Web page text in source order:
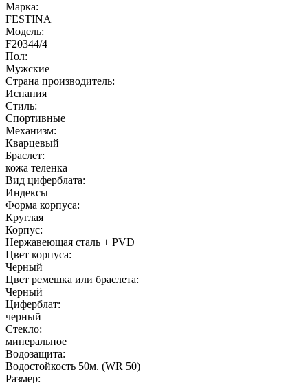
Марка:
FESTINA
Модель:
F20344/4
Пол:
Мужские
Страна производитель:
Испания
Стиль:
Спортивные
Механизм:
Кварцевый
Браслет:
кожа теленка
Вид циферблата:
Индексы
Форма корпуса:
Круглая
Корпус:
Нержавеющая сталь + PVD
Цвет корпуса:
Черный
Цвет ремешка или браслета:
Черный
Циферблат:
черный
Стекло:
минеральное
Водозащита:
Водостойкость 50м. (WR 50)
Размер: